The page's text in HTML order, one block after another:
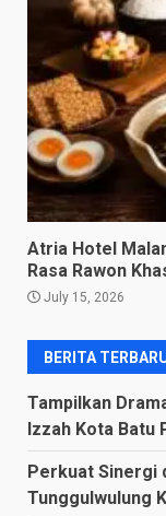
Atria Hotel
Rasa Rawon
July 15, 2026
BERITA
Tampilkan
Izzah Kota Batu
Perkuat Sinergi
Tunggulwulung